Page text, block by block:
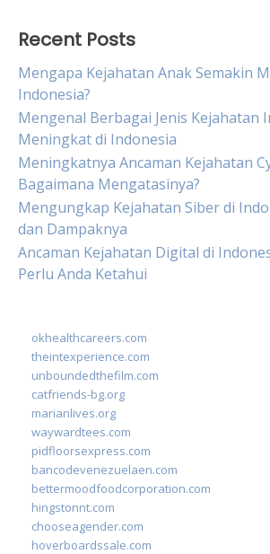
Recent Posts
Mengapa Kejahatan Anak Semakin
Indonesia?
Mengenal Berbagai Jenis Kejahatan
Meningkat di Indonesia
Meningkatnya Ancaman Kejahatan
Bagaimana Mengatasinya?
Mengungkap Kejahatan Siber di
dan Dampaknya
Ancaman Kejahatan Digital di
Perlu Anda Ketahui
okhealthcareers.com
theintexperience.com
unboundedthefilm.com
catfriends-bg.org
marianlives.org
waywardtees.com
pidfloorsexpress.com
bancodevenezuelaen.com
bettermoodfoodcorporation.com
hingstonnt.com
chooseagender.com
hoverboardssale.com